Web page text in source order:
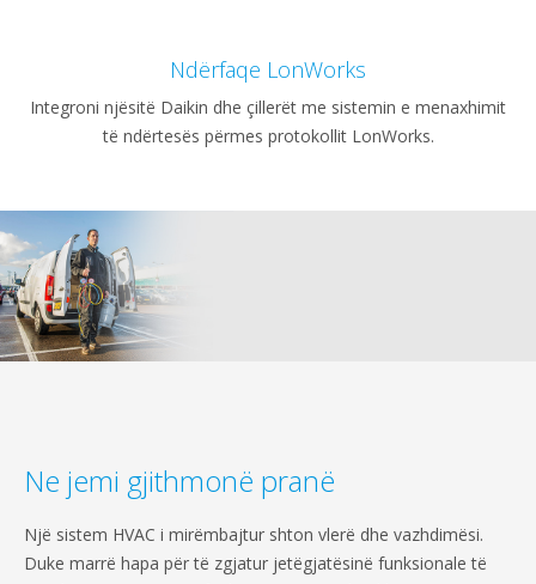
Ndërfaqe LonWorks
Integroni njësitë Daikin dhe çillerët me sistemin e menaxhimit
të ndërtesës përmes protokollit LonWorks.
Ne jemi gjithmonë pranë
Një sistem HVAC i mirëmbajtur shton vlerë dhe vazhdimësi.
Duke marrë hapa për të zgjatur jetëgjatësinë funksionale të